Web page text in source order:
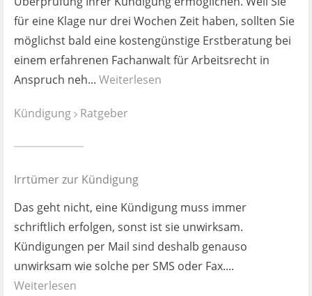
Kontakt
News
für eine Klage nur drei Wochen Zeit haben, sollten Sie
möglichst bald eine kostengünstige Erstberatung bei
einem erfahrenen Fachanwalt für Arbeitsrecht in
Anspruch neh... Weiterlesen
Kündigung Ratgeber
Irrtümer zur Kündigung
Das geht nicht, eine Kündigung muss immer
schriftlich erfolgen, sonst ist sie unwirksam.
Kündigungen per Mail sind deshalb genauso
unwirksam wie solche per SMS oder Fax....
Weiterlesen